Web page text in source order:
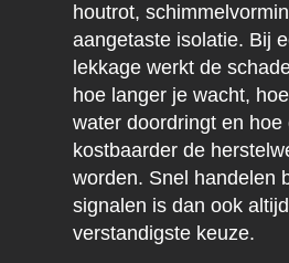
houtrot,
aangetaste isolatie. Bij
lekkage werkt de
hoe langer je wacht,
water doordringt en hoe
kostbaarder de
worden. Snel handelen
signalen is dan ook
verstandigste keuze.